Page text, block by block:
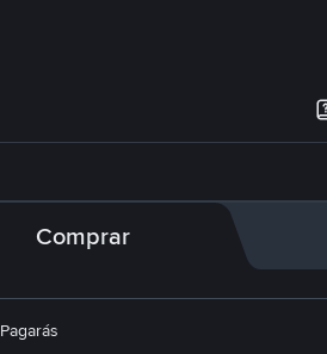
Comprar
Pagarás